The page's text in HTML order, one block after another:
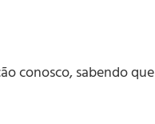
conosco, sabendo que